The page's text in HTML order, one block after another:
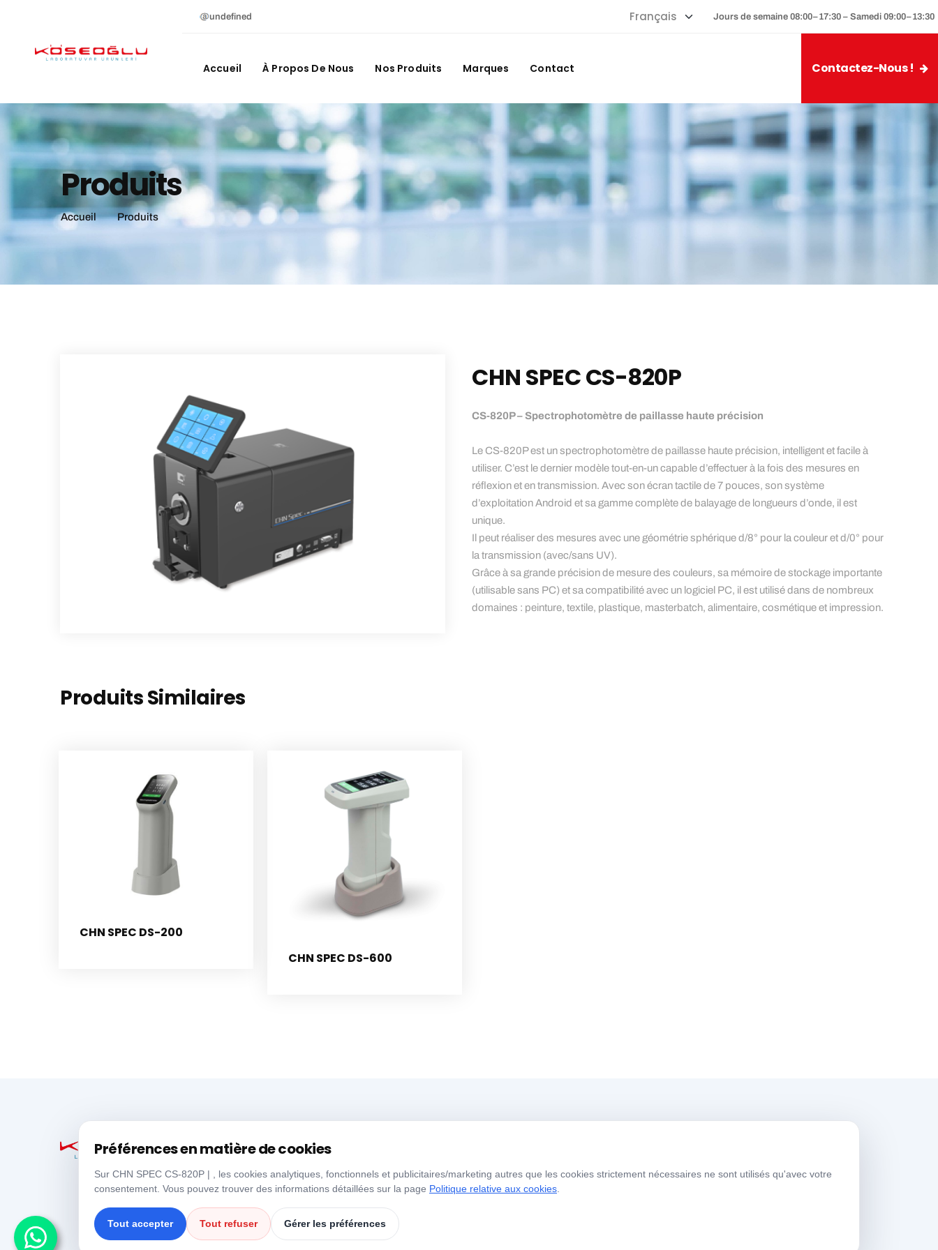
undefined Jours de semaine 08:00–17:30 – Samedi 09:00–13:30
Accueil À Propos De Nous Nos Produits Marques Contact Contactez-Nous !
Produits
Accueil Produits
CHN SPEC CS-820P
CS-820P – Spectrophotomètre de paillasse haute précision
Le CS-820P est un spectrophotomètre de paillasse haute précision, intelligent et facile à
utiliser. C’est le dernier modèle tout-en-un capable d’effectuer à la fois des mesures en
réflexion et en transmission. Avec son écran tactile de 7 pouces, son système
d’exploitation Android et sa gamme complète de balayage de longueurs d’onde, il est
unique.
Il peut réaliser des mesures avec une géométrie sphérique d/8° pour la couleur et d/0° pour
la transmission (avec/sans UV).
Grâce à sa grande précision de mesure des couleurs, sa mémoire de stockage importante
(utilisable sans PC) et sa compatibilité avec un logiciel PC, il est utilisé dans de nombreux
domaines : peinture, textile, plastique, masterbatch, alimentaire, cosmétique et impression.
Produits Similaires
CHN SPEC DS-200
CHN SPEC DS-600
À Propos de Nous
Nos Produits
Préférences en matière de cookies
Sur CHN SPEC CS-820P | , les cookies analytiques, fonctionnels et publicitaires/marketing autres que les cookies strictement nécessaires ne sont utilisés qu'avec votre
consentement. Vous pouvez trouver des informations détaillées sur la page Politique relative aux cookies
Tout accepter Tout refuser Gérer les préférences